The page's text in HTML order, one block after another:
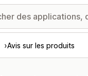
Avis sur les produits